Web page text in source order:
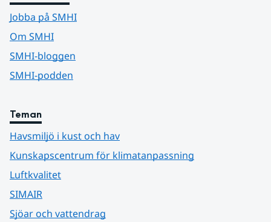
Jobba på SMHI
Om SMHI
SMHI-bloggen
SMHI-podden
Teman
Havsmiljö i kust och hav
Kunskapscentrum för klimatanpassning
Luftkvalitet
SIMAIR
Sjöar och vattendrag